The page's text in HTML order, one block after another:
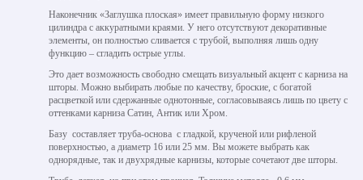
Наконечник «Заглушка плоская» имеет правильную форму низкого
цилиндра с аккуратными краями. У него отсутствуют декоративные
элементы, он полностью сливается с трубой, выполняя лишь одну
функцию – сгладить острые углы.
Это дает возможность свободно смещать визуальный акцент с карниза на
шторы. Можно выбирать любые по качеству, броские, с богатой
расцветкой или сдержанные однотонные, согласовываясь лишь по цвету с
оттенками карниза Сатин, Антик или Хром.
Базу составляет труба-основа с гладкой, крученой или рифленой
поверхностью, а диаметр 16 или 25 мм. Вы можете выбрать как
однорядные, так и двухрядные карнизы, которые сочетают две шторы.